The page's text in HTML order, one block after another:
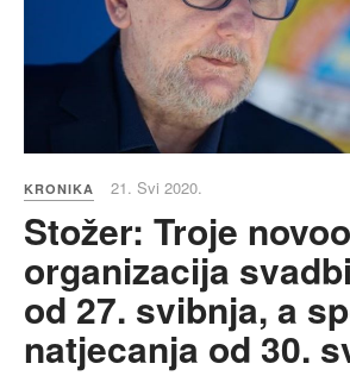
KRONIKA 21. Svi 2020.
Stožer: Troje
organizacija
od 27. svibnja, a
natjecanja od 30.